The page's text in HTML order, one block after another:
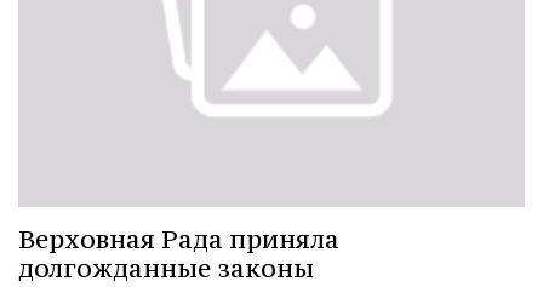
Верховная Рада приняла
долгожданные законы